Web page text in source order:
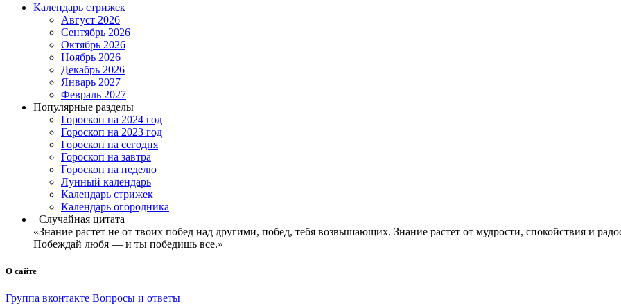
Календарь стрижек
Август 2026
Сентябрь 2026
Октябрь 2026
Ноябрь 2026
Декабрь 2026
Январь 2027
Февраль 2027
Популярные разделы
Гороскоп на 2024 год
Гороскоп на 2023 год
Гороскоп на сегодня
Гороскоп на завтра
Гороскоп на неделю
Лунный календарь
Календарь стрижек
Календарь огородника
Случайная цитата
«Знание растет не от твоих побед над другими, побед, тебя возвышающих. Знание растет от мудрости, спокойствия и
Побеждай любя — и ты победишь все.»
О сайте
Группа вконтакте Вопросы и ответы